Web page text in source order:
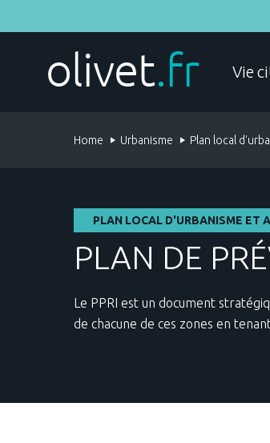
MY STEPS
VEHICLES
Vie
Home Urbanisme Plan local
PLAN LOCAL D'URBANISME ET
PLAN DE
Le PPRI est un document
de chacune de ces zones en